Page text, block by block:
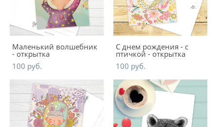
Маленький волшебник
- открытка
100 pуб.
С днем рождения - с
птичкой - открытка
100 pуб.